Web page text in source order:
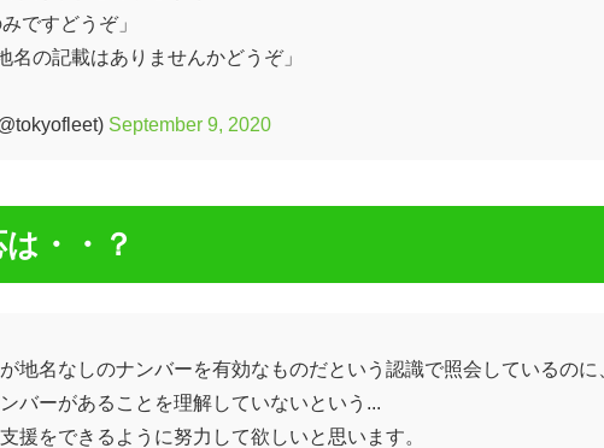
ですどうぞ」
名の記載はありませんかどうぞ」
September 9, 2020
・・？
地名なしのナンバーを有効なものだという認識で照会しているのに
バーがあることを理解していないという...
援をできるように努力して欲しいと思います。